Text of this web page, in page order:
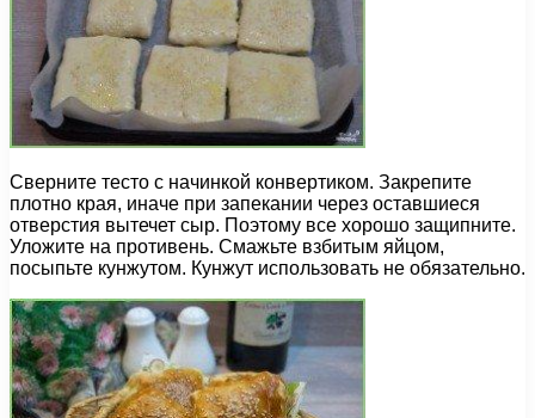
Сверните тесто с начинкой конвертиком. Закрепите
плотно края, иначе при запекании через оставшиеся
отверстия вытечет сыр. Поэтому все хорошо защипните.
Уложите на противень. Смажьте взбитым яйцом,
посыпьте кунжутом. Кунжут использовать не обязательно.